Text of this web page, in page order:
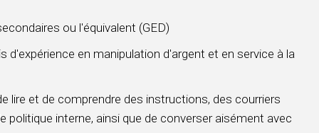
ou l'équivalent (GED)
d'expérience en manipulation d'argent et en service à la
lire et de comprendre des instructions, des courriers
interne, ainsi que de converser aisément avec